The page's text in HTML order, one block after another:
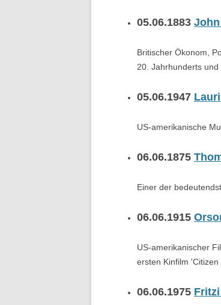
05.06.1883
Britischer Ökonom,
20. Jahrhunderts
05.06.1947
US-amerikanische
06.06.1875
Einer der
06.06.1915
US-amerikanischer
ersten Kinfilm 'Citizen
06.06.1975